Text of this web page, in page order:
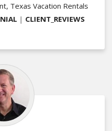
Texas Vacation Rentals
| CLIENT_REVIEWS